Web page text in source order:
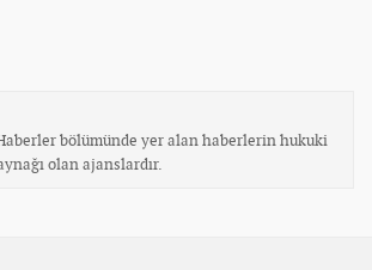
bölümünde yer alan haberlerin hukuki
olan ajanslardır.